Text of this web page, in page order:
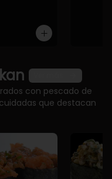
con pescado de
que destacan